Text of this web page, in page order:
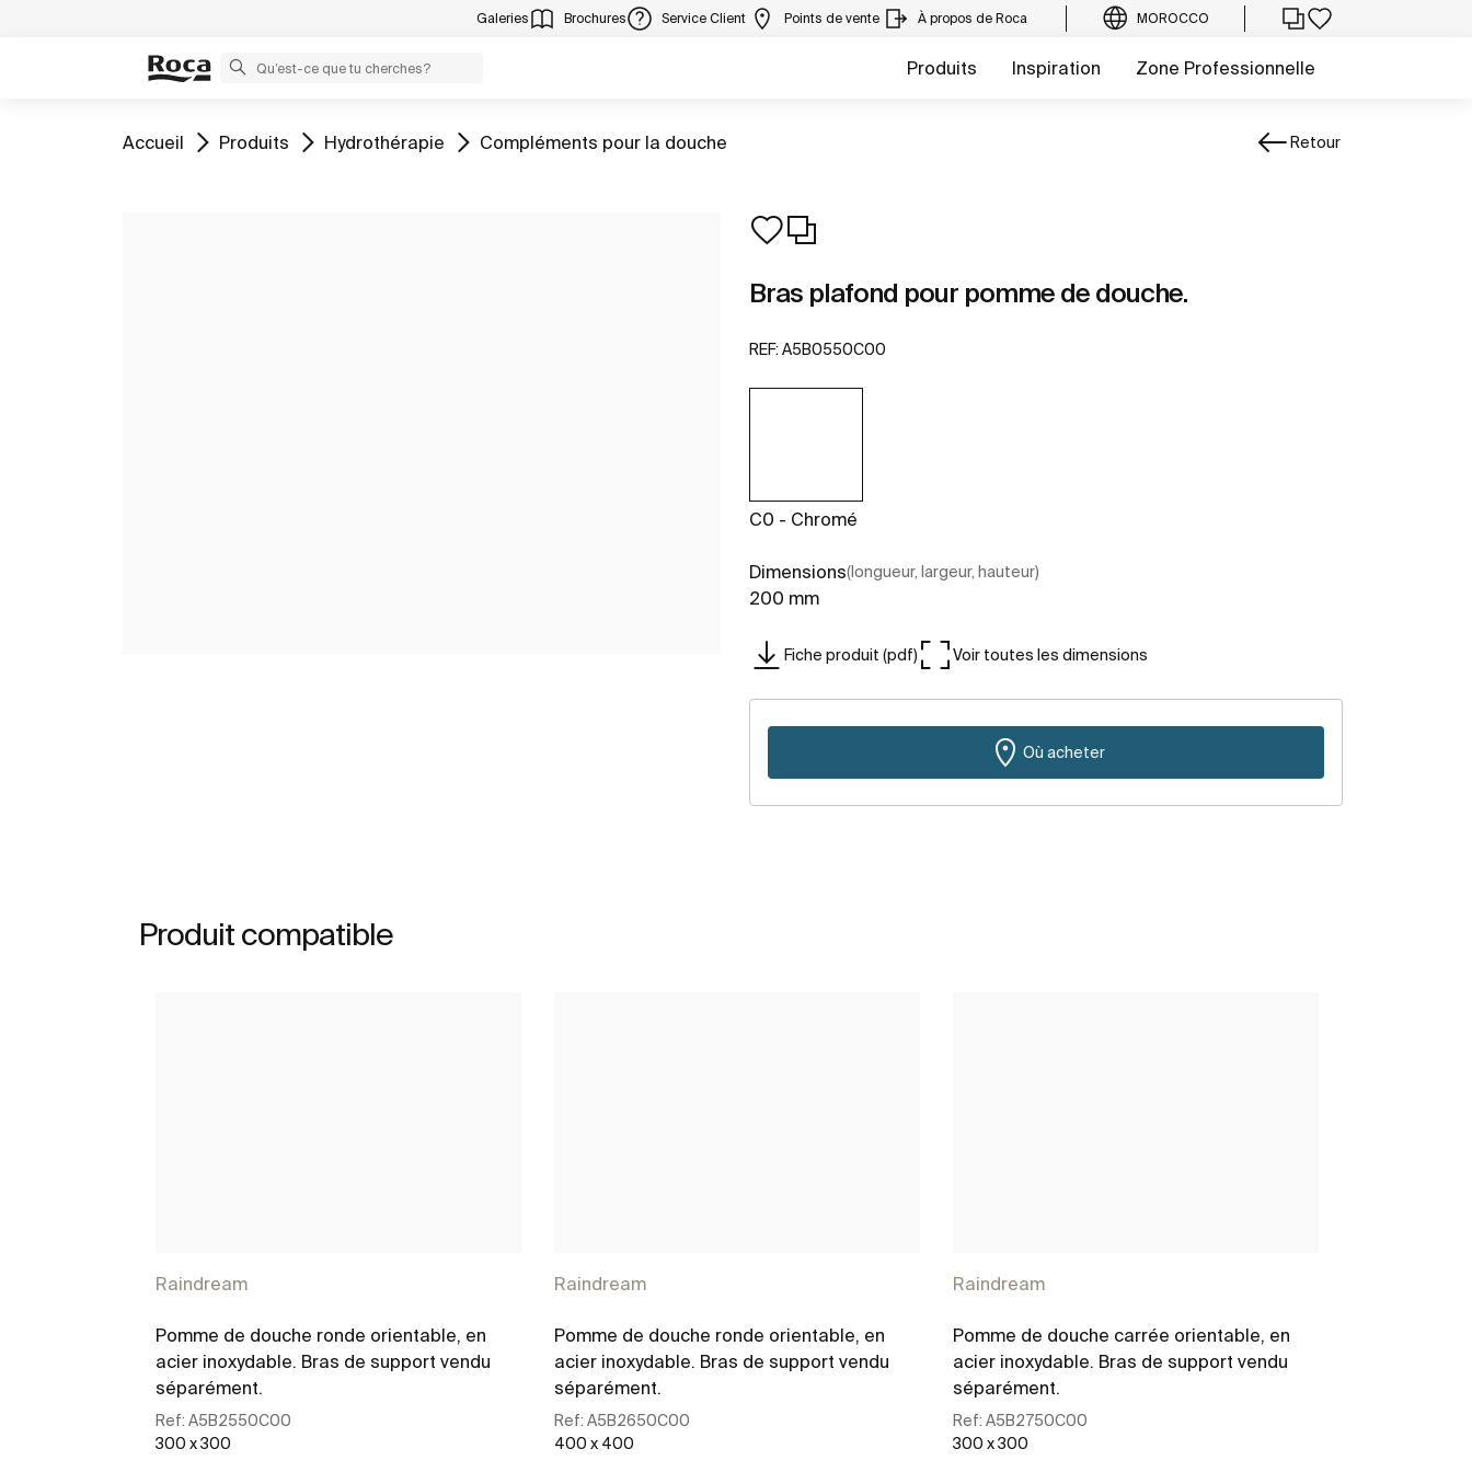
Galeries Brochures Service Client Points de vente À propos de Roca MOROCCO
Produits Inspiration Zone Professionnelle
Aller à
Accueil Aller à
Produits Aller à
Hydrothérapie Aller à
Compléments pour la douche Retour
Bras plafond pour pomme de douche.
REF: A5B0550C00
C0 - Chromé
Dimensions(longueur, largeur, hauteur)
200 mm
Fiche produit (pdf) Voir toutes les dimensions
Où acheter
Produit compatible
Raindream
Pomme de douche ronde orientable, en
acier inoxydable. Bras de support vendu
séparément.
Ref: A5B2550C00
300 x 300
Raindream
Pomme de douche ronde orientable, en
acier inoxydable. Bras de support vendu
séparément.
Ref: A5B2650C00
400 x 400
Raindream
Pomme de douche carrée orientable, en
acier inoxydable. Bras de support vendu
séparément.
Ref: A5B2750C00
300 x 300